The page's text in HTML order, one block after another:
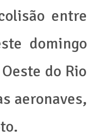
entre
domingo
do Rio
aeronaves,